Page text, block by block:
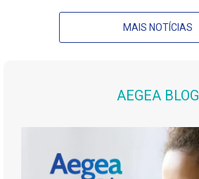
MAIS NOTÍCIAS
AEGEA BLOG